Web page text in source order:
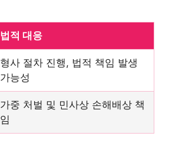
법적 대응
형사 절차 진행, 법적 책임 발생
가능성
가중 처벌 및 민사상 손해배상 책
임